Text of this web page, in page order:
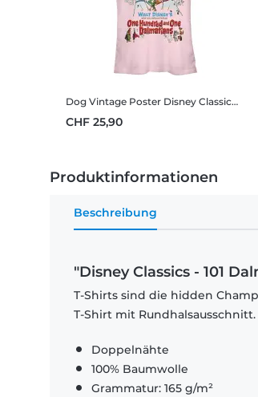
Dog Vintage Poster Disney Classics - 101 Dalmatiner - Dog Vintage Poster - Frauen T-Shirt
CHF 25,90
Produktinformationen
Beschreibung
"Disney Classics - 101
T-Shirts sind die hidden
T-Shirt mit
Doppelnähte
100% Baumwolle
Grammatur: 165 g/m²